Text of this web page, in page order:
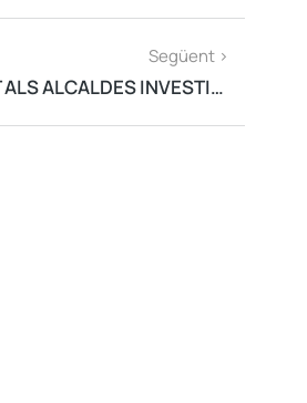
Següent >
L'AMI DONA SUPORT ALS ALCALDES INVESTIGATS PERQUÈ DEMANIN L'ARXIVAMENT DE LA CAUSA PER L'1-O